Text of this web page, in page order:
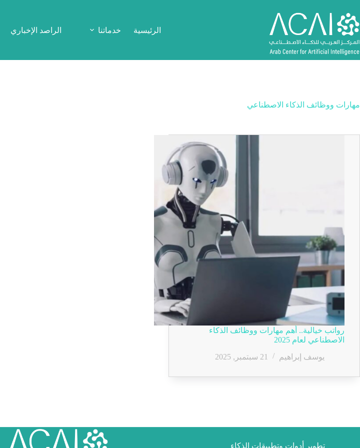
إلى
المحتوى
الرئيسية خدماتنا الراصد الإخباري
مهارات ووظائف الذكاء الاصطناعي
رواتب خيالية.. أهم مهارات ووظائف الذكاء
الاصطناعي لعام 2025
يوسف إبراهيم
21 سبتمبر, 2025
تطوير أدوات وتطبيقات الذكاء